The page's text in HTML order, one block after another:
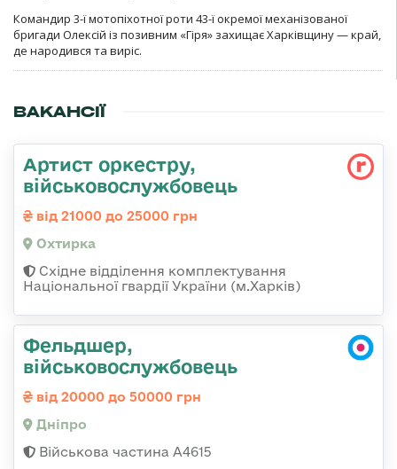
Командир 3-ї мотопіхотної роти 43-ї окремої механізованої
бригади Олексій із позивним «Гіря» захищає Харківщину — край,
де народився та виріс.
ВАКАНСІЇ
Артист оркестру,
військовослужбовець
від 21000 до 25000 грн
Охтирка
Східне відділення комплектування
Національної гвардії України (м.Харків)
Фельдшер,
військовослужбовець
від 20000 до 50000 грн
Дніпро
Військова частина А4615